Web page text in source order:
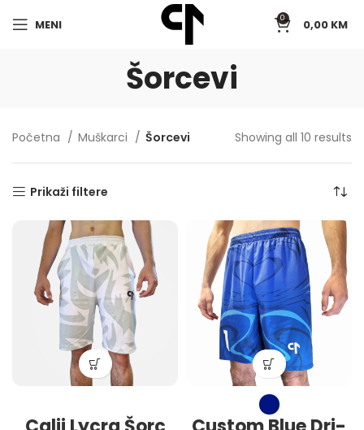
MENI 0 0,00 KM
Šorcevi
Početna Muškarci Šorcevi Showing all 10 results
Prikaži filtere